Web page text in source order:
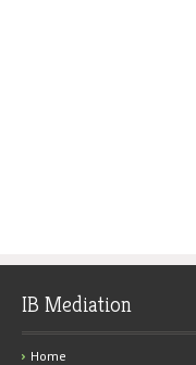
IB Mediation
Home